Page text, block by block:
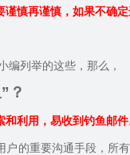
慎再谨慎，如果不确
编列举的这些，那么，
？
和利用，易收到钓鱼邮
户的重要沟通手段，所